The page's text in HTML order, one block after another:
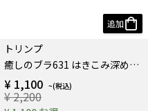
追加
トリンプ
癒しのブラ631 はきこみ深めショーツ
¥ 1,100
¥ 2,200